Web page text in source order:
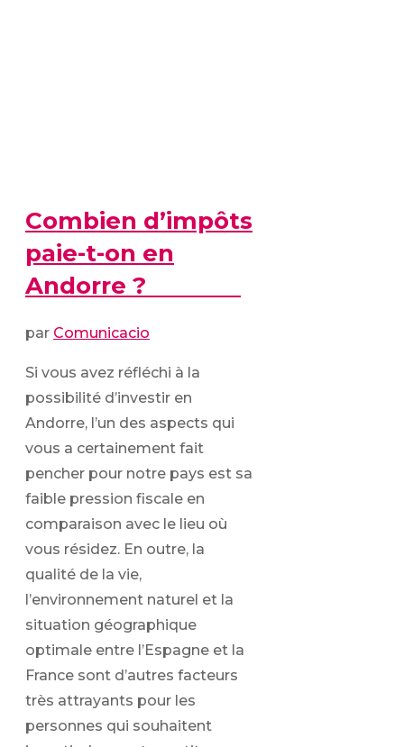
Combien d’impôts
paie-t-on en
Andorre ?
par Comunicacio
Si vous avez réfléchi à la
possibilité d’investir en
Andorre, l’un des aspects qui
vous a certainement fait
pencher pour notre pays est sa
faible pression fiscale en
comparaison avec le lieu où
vous résidez. En outre, la
qualité de la vie,
l’environnement naturel et la
situation géographique
optimale entre l’Espagne et la
France sont d’autres facteurs
très attrayants pour les
personnes qui souhaitent